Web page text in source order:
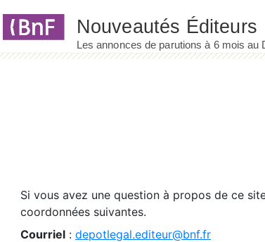
Si vous avez une question à propos de ce
coordonnées suivantes.
Courriel : depotlegal.editeur@bnf.fr